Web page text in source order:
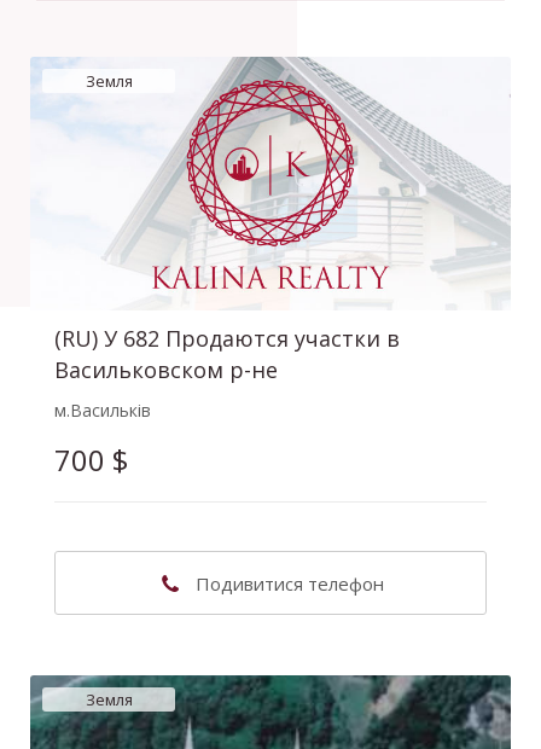
Земля
(RU) У 682 Продаются участки в
Васильковском р-не
м.Васильків
700 $
(063) 302-41-82
Наталія Володимирівна
Подивитися телефон
Земля